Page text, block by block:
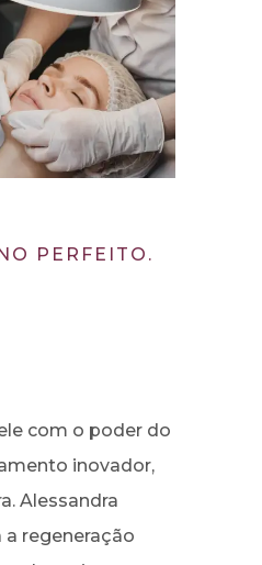
PERFEITO.
com o poder do
inovador,
Alessandra
a regeneração